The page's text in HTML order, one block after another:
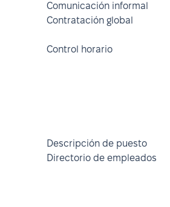
Comunicación informal
Contratación global
Control horario
Descripción de puesto
Directorio de empleados